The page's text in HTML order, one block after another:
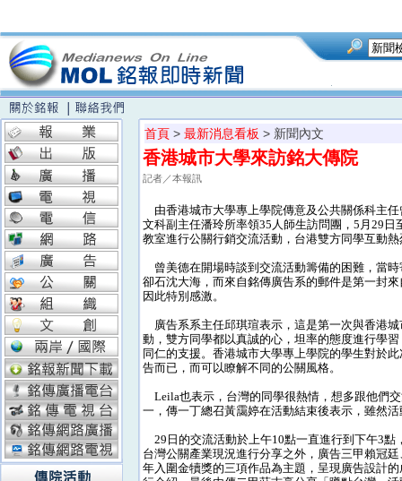
首頁 > 最新消息看板 > 新聞內文
香港城市大學來訪銘大傳院
記者／本報訊
由香港城市大學專上學院傳意及公共關係科主
文科副主任潘玲所率領35人師生訪問團，5月29日
教室進行公關行銷交流活動，台港雙方同學互動
曾美德在開場時談到交流活動籌備的困難，當
卻石沈大海，而來自銘傳廣告系的郵件是第一封
因此特別感激。
廣告系系主任邱琪瑄表示，這是第一次與香港
動，雙方同學都以真誠的心，坦率的態度進行學
同仁的支援。香港城市大學專上學院的學生對於
告而已，而可以瞭解不同的公關風格。
Leila也表示，台灣的同學很熱情，想多跟他們
一，傳一丁總召黃靄婷在活動結束後表示，雖然
29日的交流活動於上午10點一直進行到下午3點
台灣公關產業現況進行分享之外，廣告三甲賴冠
年入圍金犢獎的三項作品為主題，呈現廣告設計